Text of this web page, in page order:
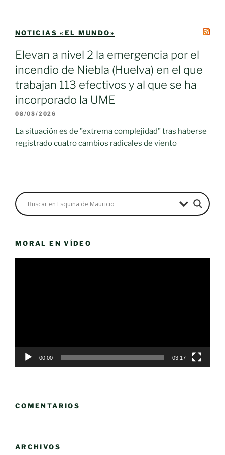
NOTICIAS «EL MUNDO»
Elevan a nivel 2 la emergencia por el
incendio de Niebla (Huelva) en el que
trabajan 113 efectivos y al que se ha
incorporado la UME
08/08/2026
La situación es de "extrema complejidad" tras haberse
registrado cuatro cambios radicales de viento
MORAL EN VÍDEO
00:00 03:17
COMENTARIOS
ARCHIVOS